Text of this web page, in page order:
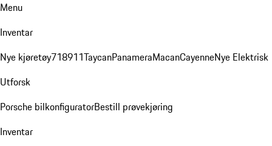
Menu
Inventar
Nye kjøretøy718911TaycanPanameraMacanCayenneNye Elektrisk
Utforsk
Porsche bilkonfiguratorBestill prøvekjøring
Inventar